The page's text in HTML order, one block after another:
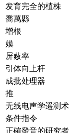
发育完全的植株
喬萬縣
增根
嫫
屏蔽率
引体向上杆
成批处理器
推
无线电声学遥测术
条件指令
正確發音的研究者